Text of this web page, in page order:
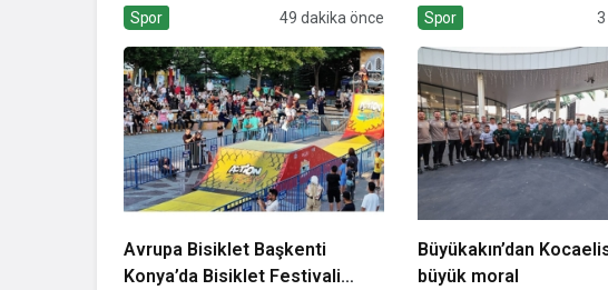
Spor 49 dakika önce
hazırlıyor
Spor
Avrupa Bisiklet Başkenti
Konya’da Bisiklet Festivali
Büyükakın’dan
büyük moral